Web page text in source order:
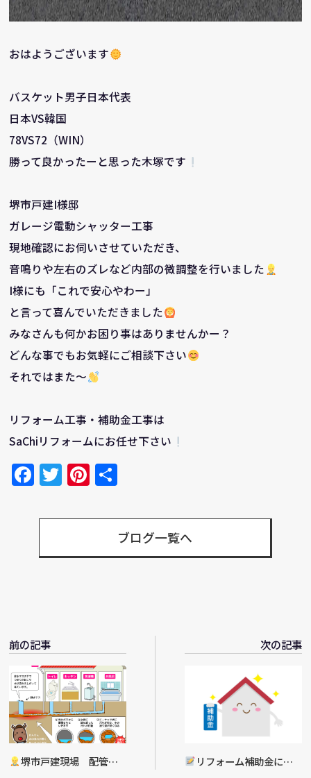
おはようございます
バスケット男子日本代表
日本VS韓国
78VS72（WIN）
勝って良かったーと思った木塚です
堺市戸建I様邸
ガレージ電動シャッター工事
現地確認にお伺いさせていただき、
音鳴りや左右のズレなど内部の微調整を行いました
I様にも「これで安心やわー」
と言って喜んでいただきました
みなさんも何かお困り事はありませんかー？
どんな事でもお気軽にご相談下さい
それではまた～
リフォーム工事・補助金工事は
SaChiリフォームにお任せ下さい
Facebook
TwitterPinterest
ブログ一覧へ
前の記事
堺市戸建現場 配管詰
次の記事
リフォーム補助金につ